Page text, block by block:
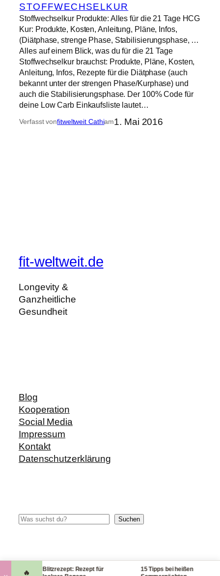
STOFFWECHSELKUR
Stoffwechselkur Produkte: Alles für die 21 Tage HCG
Kur: Produkte, Kosten, Anleitung, Pläne, Infos,
(Diätphase, strenge Phase, Stabilisierungsphase, …
Alles auf einem Blick, was du für die 21 Tage
Stoffwechselkur brauchst: Produkte, Pläne, Kosten,
Anleitung, Infos, Rezepte für die Diätphase (auch
bekannt unter der strengen Phase/Kurphase) und
auch die Stabilisierungsphase. Der 100% Code für
deine Low Carb Einkaufsliste lautet…
Verfasst vonfitweltweit Cathiam1. Mai 2016
fit-weltweit.de
Longevity &
Ganzheitliche
Gesundheit
Blog
Kooperation
Social Media
Impressum
Kontakt
Datenschutzerklärung
Suchen Suchen
🔥 Blitzrezept: Rezept für
15 Tipps bei heißen